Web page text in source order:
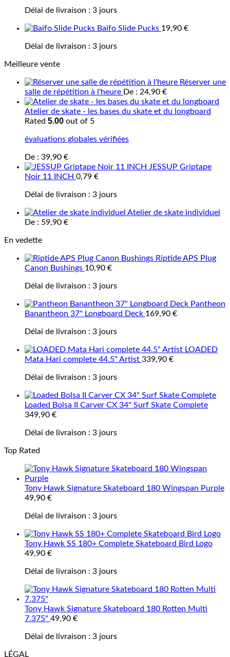
Délai de livraison : 3 jours
Baifo Slide Pucks 19,90 €
Délai de livraison : 3 jours
Meilleure vente
Réserver une
salle de répétition à l'heure De : 24,90 €
Atelier de skate - les bases du skate et du longboard
Rated 5.00 out of 5
évaluations globales vérifiées
De : 39,90 €
JESSUP Griptape
Noir 11 INCH 0,79 €
Délai de livraison : 3 jours
Atelier de skate individuel
De : 59,90 €
En vedette
Riptide APS Plug
Canon Bushings 10,90 €
Délai de livraison : 3 jours
Pantheon
Banantheon 37" Longboard Deck 169,90 €
Délai de livraison : 3 jours
LOADED
Mata Hari complete 44.5" Artist 339,90 €
Délai de livraison : 3 jours
Loaded Bolsa II Carver CX 34" Surf Skate Complete
349,90 €
Délai de livraison : 3 jours
Top Rated
Tony Hawk Signature Skateboard 180 Wingspan Purple
49,90 €
Délai de livraison : 3 jours
Tony Hawk SS 180+ Complete Skateboard Bird Logo
49,90 €
Délai de livraison : 3 jours
Tony Hawk Signature Skateboard 180 Rotten Multi
7.375" 49,90 €
Délai de livraison : 3 jours
LÉGAL